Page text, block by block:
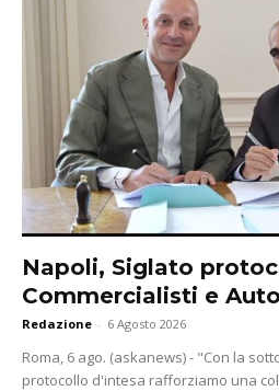
Napoli, Siglato
Commercialisti e
Redazione - 6 Agosto 2026
Roma, 6 ago. (askanews) - "Con la
protocollo d'intesa rafforziamo una